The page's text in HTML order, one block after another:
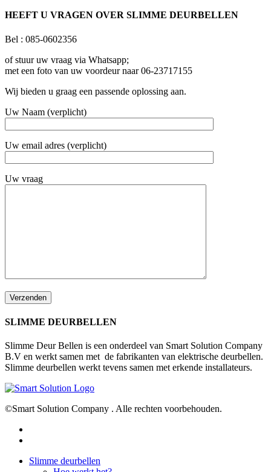
HEEFT U VRAGEN OVER SLIMME DEURBELLEN
Bel : 085-0602356
of stuur uw vraag via Whatsapp;
met een foto van uw voordeur naar 06-23717155
Wij bieden u graag een passende oplossing aan.
Uw Naam (verplicht)
Uw email adres (verplicht)
Uw vraag
SLIMME DEURBELLEN
Slimme Deur Bellen is een onderdeel van Smart Solution Company
B.V en werkt samen met de fabrikanten van elektrische deurbellen.
Slimme deurbellen werkt tevens samen met erkende installateurs.
©Smart Solution Company . Alle rechten voorbehouden.
Close
Slimme deurbellen